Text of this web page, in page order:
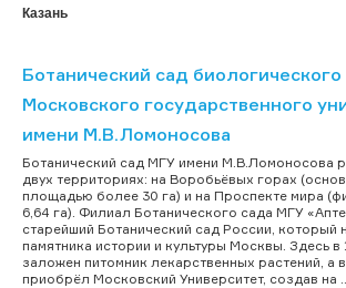
Казань
Ботанический сад биологического
Московского государственного
имени М.В.Ломоносова
Ботанический сад МГУ имени М.В.Ломоносова
двух территориях: на Воробьёвых горах
площадью более 30 га) и на Проспекте мира
6,64 га). Филиал Ботанического сада МГУ
старейший Ботанический сад России, который
памятника истории и культуры Москвы. Здесь в
заложен питомник лекарственных растений, а в
приобрёл Московский Университет, создав на ...